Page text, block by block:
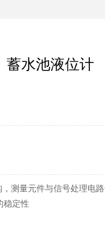
蓄水池液位计
测量元件与信号处理电
稳定性